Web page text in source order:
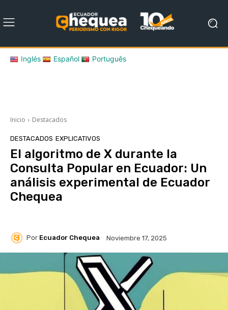
Inglés Español Português
Inicio Destacados
DESTACADOS EXPLICATIVOS
El algoritmo de X durante la
Consulta Popular en Ecuador: Un
análisis experimental de Ecuador
Chequea
Por Ecuador Chequea Noviembre 17, 2025